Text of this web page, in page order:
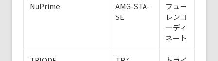
NuPrime
AMG-STA-
SE
フュー
レンコ
ーディ
ネート